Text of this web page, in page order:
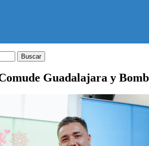
Buscar
Guadalajara y